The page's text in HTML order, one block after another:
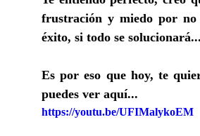
frustración y miedo por no
éxito, si todo se solucionará...
Es por eso que hoy, te
puedes ver aquí...
https://youtu.be/UFIMalykoEM